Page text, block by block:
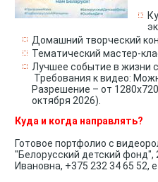
Домашний творческий
Тематический мастер-
Лучшее событие в
Требования к видео:
Разрешение – от
октября 2026).
Куда и когда направлять?
Готовое портфолио с
"Белорусский детский фонд",
Ивановна, +375 232 34 65 52,